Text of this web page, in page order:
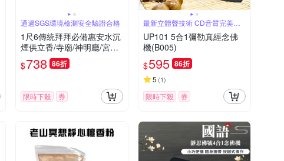
通過SGS環境檢測安全驗證合格
1尺6傳統拜拜必備惠安水沉
煙供立香/寺廟/神明廳/宮廟/
普渡/禪修/香/祭拜/點好香/燒
好香/供香/拜拜
$738 86折
限時下殺 券
最新立體聲技術 CD音質完美呈
現
UP101 5合1彌勒真經念佛
機(B005)
$595 86折
5 (1)
限時下殺 券